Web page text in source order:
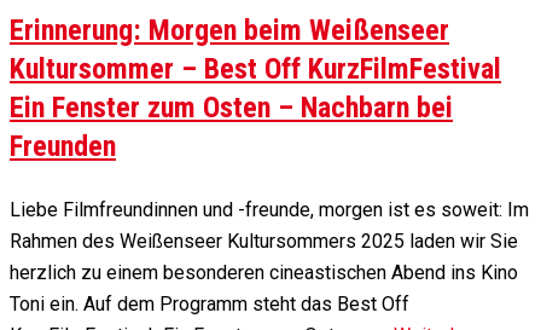
Erinnerung: Morgen beim Weißenseer
Kultursommer – Best Off KurzFilmFestival
Ein Fenster zum Osten – Nachbarn bei
Freunden
Liebe Filmfreundinnen und -freunde, morgen ist es soweit: Im
Rahmen des Weißenseer Kultursommers 2025 laden wir Sie
herzlich zu einem besonderen cineastischen Abend ins Kino
Toni ein. Auf dem Programm steht das Best Off